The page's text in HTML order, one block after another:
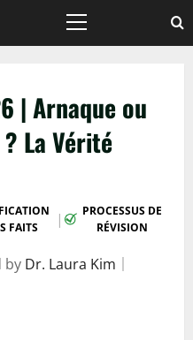
Menu
| Arnaque ou
La Vérité
FAITS
|
PROCESSUS DE
RÉVISION
by Dr. Laura Kim